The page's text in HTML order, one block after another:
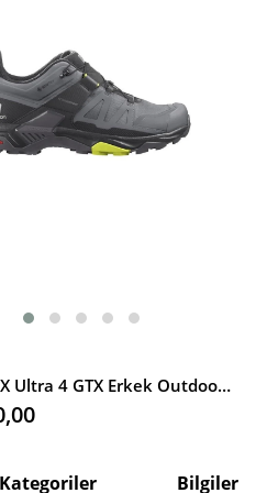
Salomon X Ultra 4 GTX Erkek Outdoor Ayakkabı
Kategoriler Bilgiler